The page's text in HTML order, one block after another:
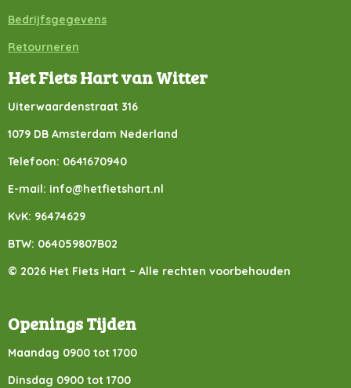
Bedrijfsgegevens
Retourneren
Het Fiets Hart van Witter
Uiterwaardenstraat 316
1079 DB Amsterdam Nederland
Telefoon: 0641670940
E-mail: info@hetfietshart.nl
KvK: 96474629
BTW: 064059807B02
© 2026 Het Fiets Hart – Alle rechten voorbehouden
Openings Tijden
Maandag 0900 tot 1700
Dinsdag 0900 tot 1700